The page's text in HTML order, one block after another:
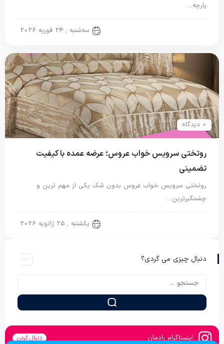
پارچه…
سه‌شنبه , 24 فوریه 2026
0 دیدگاه
روتختی سرویس خواب عروس؛ عرضه عمده با کیفیت
تضمینی
روتختی سرویس خواب عروس بدون شک یکی از مهم ترین و
چشمگیرترین…
یکشنبه , 25 ژانویه 2026
دنبال چیزی می گردی؟
اینستاگرام رادمان دنبال کردن